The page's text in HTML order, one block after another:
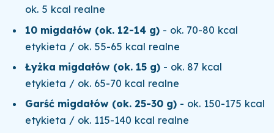
ok. 5 kcal realne
10 migdałów (ok. 12-14 g) - ok. 70-80 kcal
etykieta / ok. 55-65 kcal realne
Łyżka migdałów (ok. 15 g) - ok. 87 kcal
etykieta / ok. 65-70 kcal realne
Garść migdałów (ok. 25-30 g) - ok. 150-175 kcal
etykieta / ok. 115-140 kcal realne